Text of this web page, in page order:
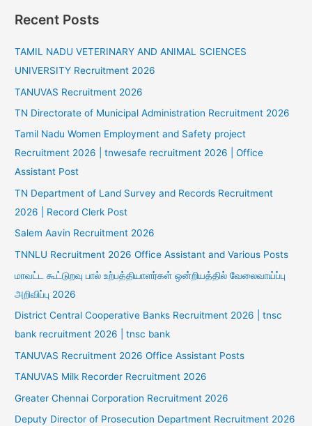
Recent Posts
TAMIL NADU VETERINARY AND ANIMAL SCIENCES
UNIVERSITY Recruitment 2026
TANUVAS Recruitment 2026
TN Directorate of Municipal Administration Recruitment 2026
Tamil Nadu Women Employment and Safety project
Recruitment 2026 | tnwesafe recruitment 2026 | Office
Assistant Post
TN Department of Land Survey and Records Recruitment
2026 | Record Clerk Post
Salem Aavin Recruitment 2026
TNNLU Recruitment 2026 Office Assistant and Various Posts
மாவட்ட கூட்டுறவு பால் உற்பத்தியாளர்கள் ஒன்றியத்தில் வேலைவாய்ப்பு
அறிவிப்பு 2026
District Central Cooperative Banks Recruitment 2026 | tnsc
bank recruitment 2026 | tnsc bank
TANUVAS Recruitment 2026 Office Assistant Posts
TANUVAS Milk Recorder Recruitment 2026
Greater Chennai Corporation Recruitment 2026
Deputy Director of Prosecution Department Recruitment 2026